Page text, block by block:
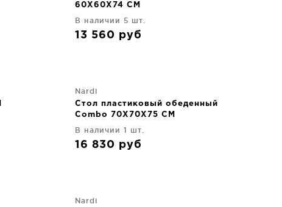
60X60X74 CM
В наличии 5 шт.
13 560 руб
Nardi
Стол пластиковый обеденный
Combo 70X70X75 CM
В наличии 1 шт.
16 830 руб
Nardi